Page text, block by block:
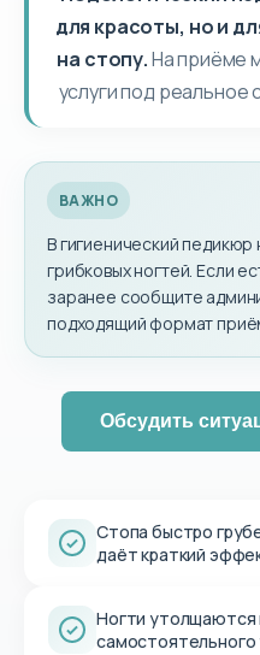
для красоты, но и
на стопу.На приёме
услуги под реальное
ВАЖНО
В гигиенический педикюр
грибковых ногтей. Если
заранее сообщите
подходящий формат
Обсудить
Стопа быстро
даёт краткий
Ногти утолщаются
самостоятельного